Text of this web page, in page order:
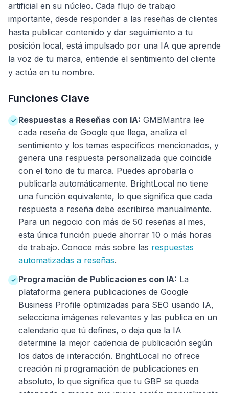
artificial en su núcleo. Cada flujo de trabajo
importante, desde responder a las reseñas de clientes
hasta publicar contenido y dar seguimiento a tu
posición local, está impulsado por una IA que aprende
la voz de tu marca, entiende el sentimiento del cliente
y actúa en tu nombre.
Funciones Clave
✓ Respuestas a Reseñas con IA: GMBMantra lee
cada reseña de Google que llega, analiza el
sentimiento y los temas específicos mencionados, y
genera una respuesta personalizada que coincide
con el tono de tu marca. Puedes aprobarla o
publicarla automáticamente. BrightLocal no tiene
una función equivalente, lo que significa que cada
respuesta a reseña debe escribirse manualmente.
Para un negocio con más de 50 reseñas al mes,
esta única función puede ahorrar 10 o más horas
de trabajo. Conoce más sobre las respuestas
automatizadas a reseñas.
✓ Programación de Publicaciones con IA: La
plataforma genera publicaciones de Google
Business Profile optimizadas para SEO usando IA,
selecciona imágenes relevantes y las publica en un
calendario que tú defines, o deja que la IA
determine la mejor cadencia de publicación según
los datos de interacción. BrightLocal no ofrece
creación ni programación de publicaciones en
absoluto, lo que significa que tu GBP se queda